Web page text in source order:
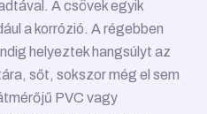
A csövek egyik
a korrózió. A régebben
helyeztek hangsúlyt az
sőt, sokszor még el sem
PVC vagy